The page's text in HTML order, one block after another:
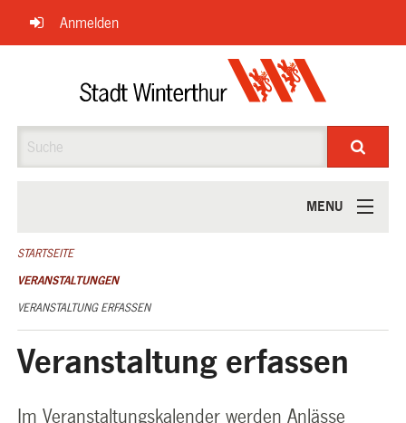
Navigation
überspringen
Anmelden
MENU
ÜBER UNS
STARTSEITE
VERANSTALTUNGEN
VERANSTALTUNG ERFASSEN
Veranstaltung erfassen
Im Veranstaltungskalender werden Anlässe